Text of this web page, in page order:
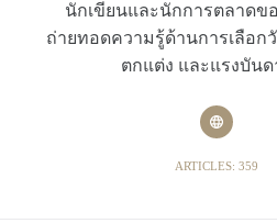
นักเขียนและนักการตลาดขอ
ถ่ายทอดความรู้ด้านการเลือก
ตกแต่ง และแรงบันด
ARTICLES: 359